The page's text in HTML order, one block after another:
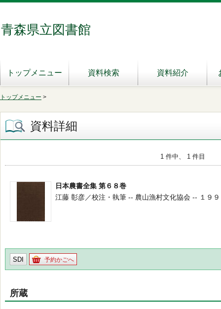
青森県立図書館
トップメニュー 資料検索 資料紹介
トップメニュー >
資料詳細
1 件中、 1 件目
日本農書全集 第６８巻
江藤 彰彦／校注・執筆 -- 農山漁村文化協会 -- １９
SDI 予約かごへ
所蔵